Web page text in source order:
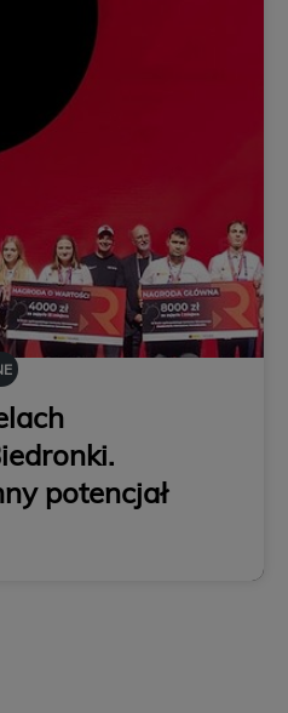
potencjał